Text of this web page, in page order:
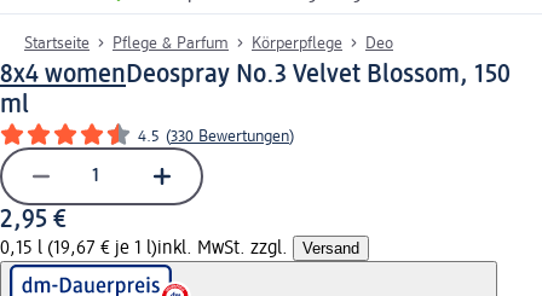
Startseite Pflege & Parfum Körperpflege Deo
8x4 womenDeospray No.3 Velvet Blossom, 150
ml
4.5 (330 Bewertungen)
2,95 €
0,15 l (19,67 € je 1 l)inkl. MwSt. zzgl. Versand